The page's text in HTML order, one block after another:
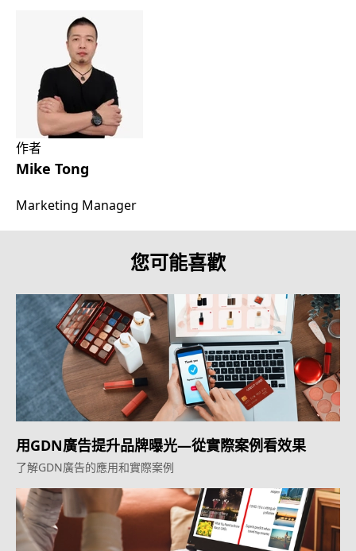
作者
Mike Tong
Marketing Manager
您可能喜歡
用GDN廣告提升品牌曝光—從實際案例看效果
了解GDN廣告的應用和實際案例